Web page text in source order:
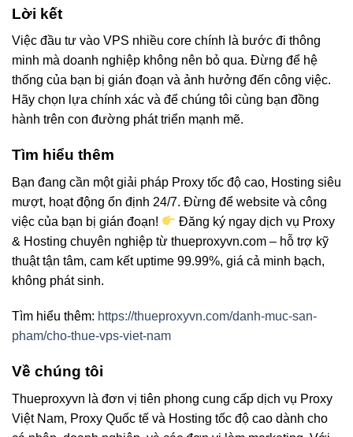
Lời kết
Việc đầu tư vào VPS nhiều core chính là bước đi thông
minh mà doanh nghiệp không nên bỏ qua. Đừng để hệ
thống của bạn bị gián đoạn và ảnh hưởng đến công việc.
Hãy chọn lựa chính xác và để chúng tôi cùng bạn đồng
hành trên con đường phát triển mạnh mẽ.
Tìm hiểu thêm
Bạn đang cần một giải pháp Proxy tốc độ cao, Hosting siêu
mượt, hoạt động ổn định 24/7. Đừng để website và công
việc của bạn bị gián đoạn!
Đăng ký ngay dịch vụ Proxy
& Hosting chuyên nghiệp từ thueproxyvn.com – hỗ trợ kỹ
thuật tận tâm, cam kết uptime 99.99%, giá cả minh bạch,
không phát sinh.
Tìm hiểu thêm: https://thueproxyvn.com/danh-muc-san-
pham/cho-thue-vps-viet-nam
Về chúng tôi
Thueproxyvn là đơn vị tiên phong cung cấp dịch vụ Proxy
Việt Nam, Proxy Quốc tế và Hosting tốc độ cao dành cho